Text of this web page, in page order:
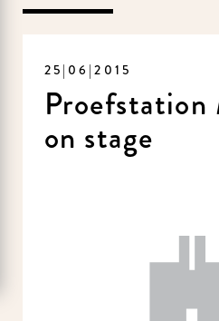
25|06|2015
Proefstation
on stage